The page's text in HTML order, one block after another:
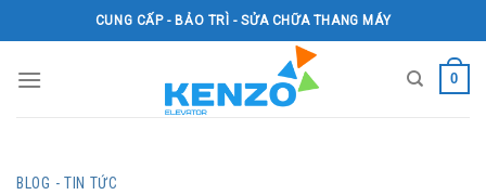
to
CUNG CẤP - BẢO TRÌ - SỬA CHỮA THANG MÁY
0
BLOG - TIN TỨC